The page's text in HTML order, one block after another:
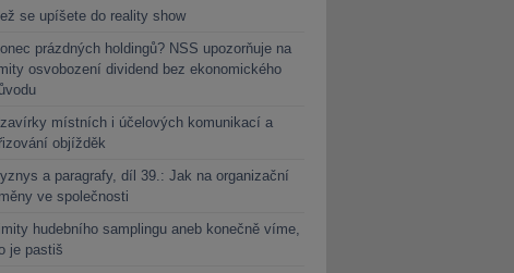
se upíšete do reality show
prázdných holdingů? NSS upozorňuje na
osvobození dividend bez ekonomického
místních i účelových komunikací a
objížděk
a paragrafy, díl 39.: Jak na organizační
ve společnosti
hudebního samplingu aneb konečně víme,
je pastiš